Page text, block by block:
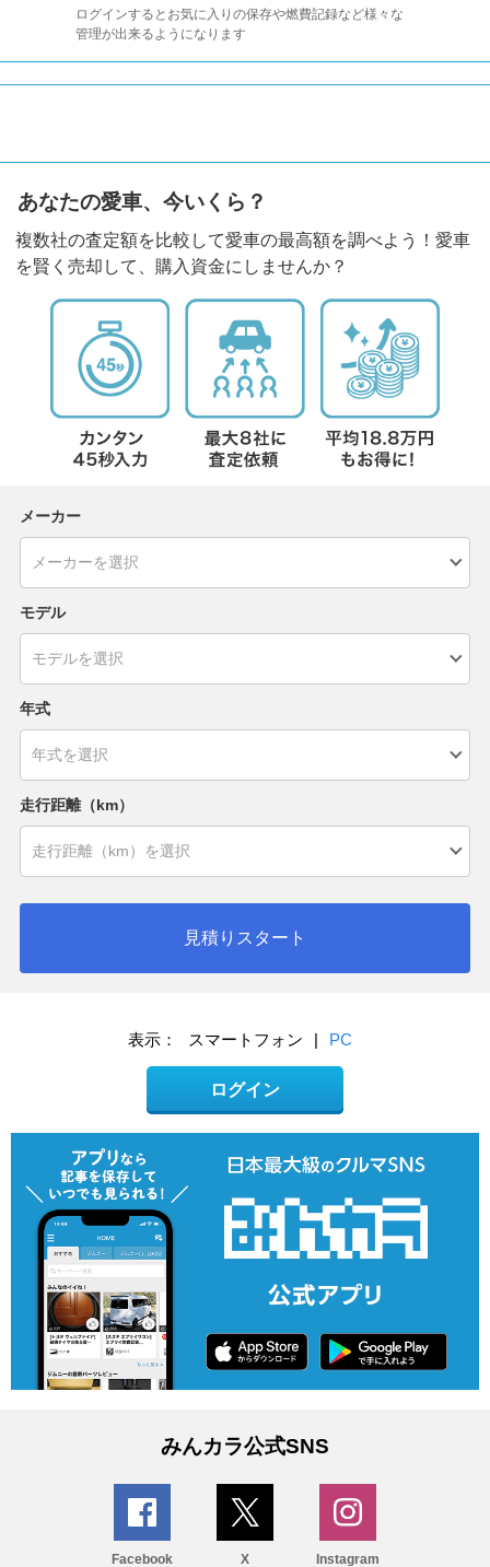
ログインするとお気に入りの保存や燃費記録など様々な
管理が出来るようになります
あなたの愛車、今いくら？
複数社の査定額を比較して愛車の最高額を調べよう！愛車
を賢く売却して、購入資金にしませんか？
メーカー
モデル
年式
走行距離（km）
見積りスタート
表示： スマートフォン | PC
ログイン
みんカラ公式SNS
Facebook X Instagram